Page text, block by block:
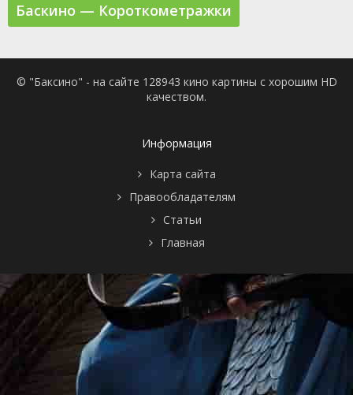
Баскино — Короткометражки
© "Баксино" - на сайте 128943 кино картины с хорошим HD
качеством.
Информация
Карта сайта
Правообладателям
Статьи
Главная